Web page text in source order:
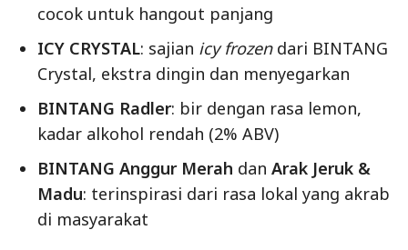
cocok untuk hangout panjang
ICY CRYSTAL: sajian icy frozendari BINTANG
Crystal, ekstra dingin dan menyegarkan
BINTANG Radler: bir dengan rasa lemon,
kadar alkohol rendah (2% ABV)
BINTANG Anggur Merah dan Arak Jeruk &
Madu: terinspirasi dari rasa lokal yang akrab
di masyarakat